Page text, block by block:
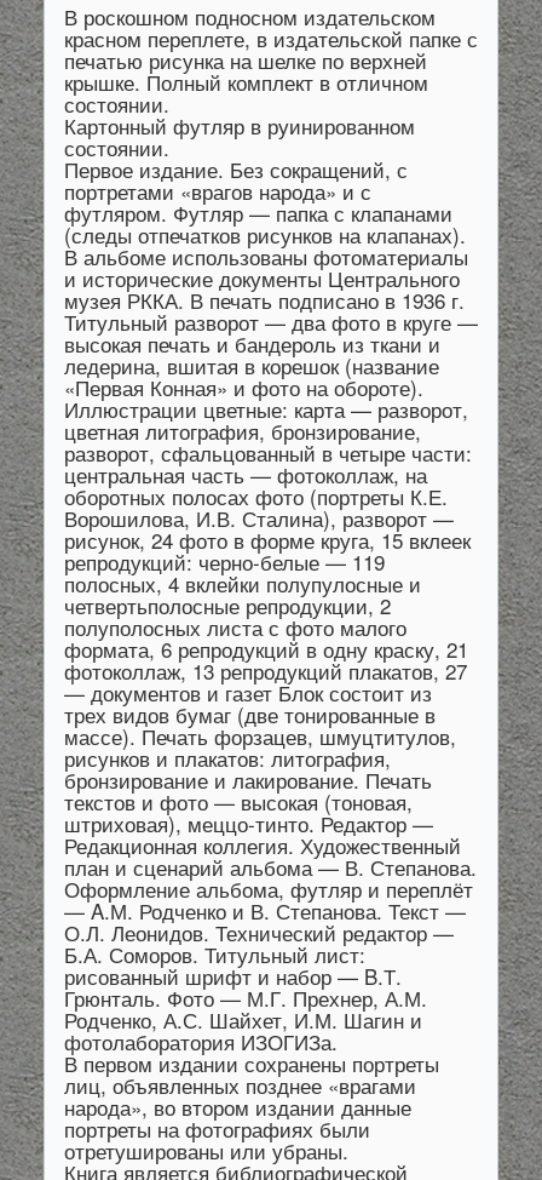
В роскошном подносном издательском
красном переплете, в издательской папке с
печатью рисунка на шелке по верхней
крышке. Полный комплект в отличном
состоянии.
Картонный футляр в руинированном
состоянии.
Первое издание. Без сокращений, с
портретами «врагов народа» и с
футляром. Футляр — папка с клапанами
(следы отпечатков рисунков на клапанах).
В альбоме использованы фотоматериалы
и исторические документы Центрального
музея РККА. В печать подписано в 1936 г.
Титульный разворот — два фото в круге —
высокая печать и бандероль из ткани и
ледерина, вшитая в корешок (название
«Первая Конная» и фото на обороте).
Иллюстрации цветные: карта — разворот,
цветная литография, бронзирование,
разворот, сфальцованный в четыре части:
центральная часть — фотоколлаж, на
оборотных полосах фото (портреты К.Е.
Ворошилова, И.В. Сталина), разворот —
рисунок, 24 фото в форме круга, 15 вклеек
репродукций: черно-белые — 119
полосных, 4 вклейки полупулосные и
четвертьполосные репродукции, 2
полуполосных листа с фото малого
формата, 6 репродукций в одну краску, 21
фотоколлаж, 13 репродукций плакатов, 27
— документов и газет Блок состоит из
трех видов бумаг (две тонированные в
массе). Печать форзацев, шмуцтитулов,
рисунков и плакатов: литография,
бронзирование и лакирование. Печать
текстов и фото — высокая (тоновая,
штриховая), меццо-тинто. Редактор —
Редакционная коллегия. Художественный
план и сценарий альбома — В. Степанова.
Оформление альбома, футляр и переплёт
— A.М. Родченко и В. Степанова. Текст —
О.Л. Леонидов. Технический редактор —
Б.А. Соморов. Титульный лист:
рисованный шрифт и набор — B.Т.
Грюнталь. Фото — М.Г. Прехнер, А.М.
Родченко, А.С. Шайхет, И.М. Шагин и
фотолаборатория ИЗОГИЗа.
В первом издании сохранены портреты
лиц, объявленных позднее «врагами
народа», во втором издании данные
портреты на фотографиях были
отретушированы или убраны.
Книга является библиографической